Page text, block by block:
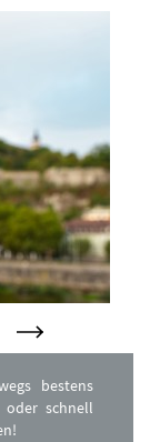
bestens
oder schnell